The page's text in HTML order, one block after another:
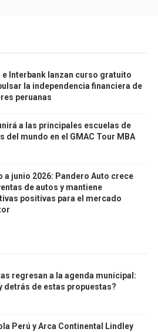
e Interbank lanzan curso gratuito
la independencia financiera de
peruanas
a las principales escuelas de
del mundo en el GMAC Tour MBA
a junio 2026: Pandero Auto crece
de autos y mantiene
positivas para el mercado
regresan a la agenda municipal:
detrás de estas propuestas?
Perú y Arca Continental Lindley